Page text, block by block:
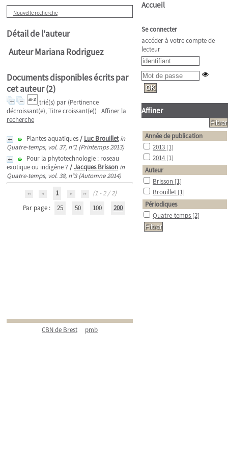
Nouvelle recherche
Détail de l'auteur
Auteur Mariana Rodriguez
Documents disponibles écrits par
cet auteur (2)
trié(s) par (Pertinence
décroissant(e), Titre croissant(e)) Affiner la
recherche
Plantes aquatiques/ Luc Brouillet in
Quatre-temps, vol. 37, n°1 (Printemps 2013)
Pour la phytotechnologie : roseau
exotique ou indigène ? /Jacques Brisson in
Quatre-temps, vol. 38, n°3 (Automne 2014)
1
(1 - 2 / 2)
Par page :
25 50 100 200
CBN de Brest pmb
Accueil
Se connecter
accéder à votre compte de
lecteur
Affiner
Année de publication
2013 [1]
2014 [1]
Auteur
Brisson [1]
Brouillet [1]
Périodiques
Quatre-temps [2]